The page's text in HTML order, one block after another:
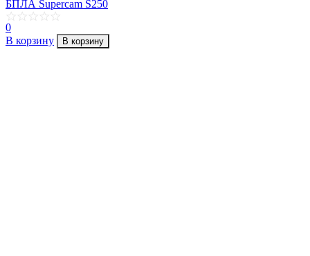
БПЛА Supercam S250
0
В корзину
В корзину